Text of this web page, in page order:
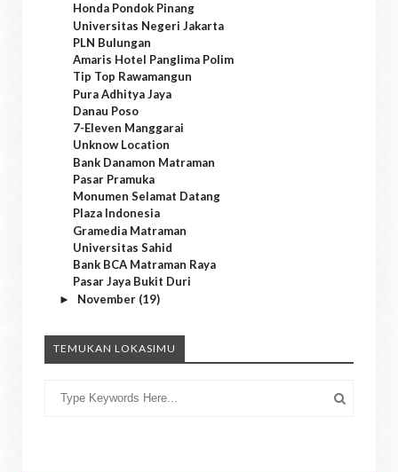
Honda Pondok Pinang
Universitas Negeri Jakarta
PLN Bulungan
Amaris Hotel Panglima Polim
Tip Top Rawamangun
Pura Adhitya Jaya
Danau Poso
7-Eleven Manggarai
Unknow Location
Bank Danamon Matraman
Pasar Pramuka
Monumen Selamat Datang
Plaza Indonesia
Gramedia Matraman
Universitas Sahid
Bank BCA Matraman Raya
Pasar Jaya Bukit Duri
► November (19)
TEMUKAN LOKASIMU